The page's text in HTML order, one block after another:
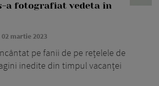
a fotografiat vedeta în
02 martie 2023
pe fanii de pe rețelele de
inedite din timpul vacanței